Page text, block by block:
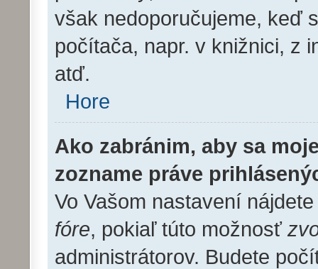
však nedoporučujeme, keď
počítača, napr. v knižnici, z
atď.
Hore
Ako zabránim, aby sa
zozname práve
Vo Vašom nastavení
fóre, pokiaľ túto možnosť
administrátorov. Budete